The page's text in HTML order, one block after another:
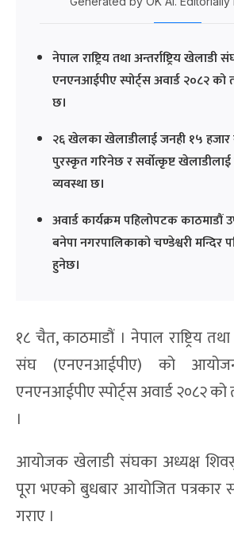
नेपाल राष्ट्रिय तथा अन्तर्राष्ट्रिय
एनएनआईपीए स्पोर्ट्स अवार्ड २०८२ को
छ।
२६ खेलका खेलाडीलाई जनही १५
पुरस्कृत गरिनेछ र सर्वोत्कृष्ट
व्यवस्था छ।
अवार्ड कार्यक्रम पहिलोपटक काठमाडौं
बनेपा नगरपालिकाको चण्डेश्वरी मन्दिर
हुनेछ।
१८ चैत, काठमाडौं । नेपाल राष्ट्रिय तथा
संघ (एनएनआईपीए) को
एनएनआईपीए स्पोर्ट्स अवार्ड २०८२
।
आयोजक खेलाडी संघका अध्यक्ष
पूरा भएको बुधबार आयोजित पत्रकार
गराए ।